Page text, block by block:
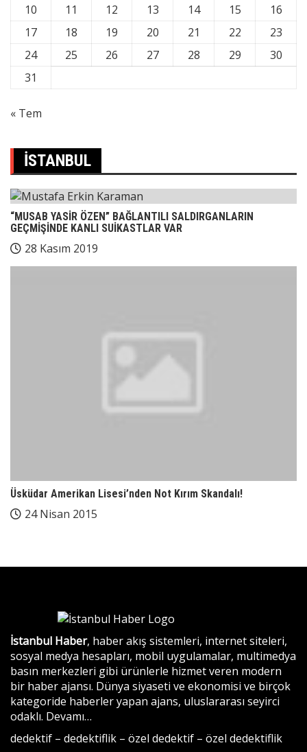
10 11 12 13 14 15
16
17
18 19 20 21 22
23
24
25 26 27 28 29
30
31
« Tem
İSTANBUL
“MUSAB YASİR ÖZEN” BAĞLANTILI SALDIRGANLARIN
GEÇMİŞİNDE KANLI SUİKASTLAR VAR
28 Kasım 2019
Üsküdar Amerikan Lisesi’nden Not Kırım Skandalı!
24 Nisan 2015
İstanbul Haber, haber akış sistemleri, internet siteleri,
sosyal medya hesapları, mobil uygulamalar, multimedya
basın merkezleri gibi ürünlerle hizmet veren modern
bir haber ajansı. Dünya siyaseti ve ekonomisi ve birçok
kategoride haberler yapan ajans, uluslararası seyirci
odaklı. Devamı…
dedektif – dedektiflik – özel dedektif – özel dedektiflik